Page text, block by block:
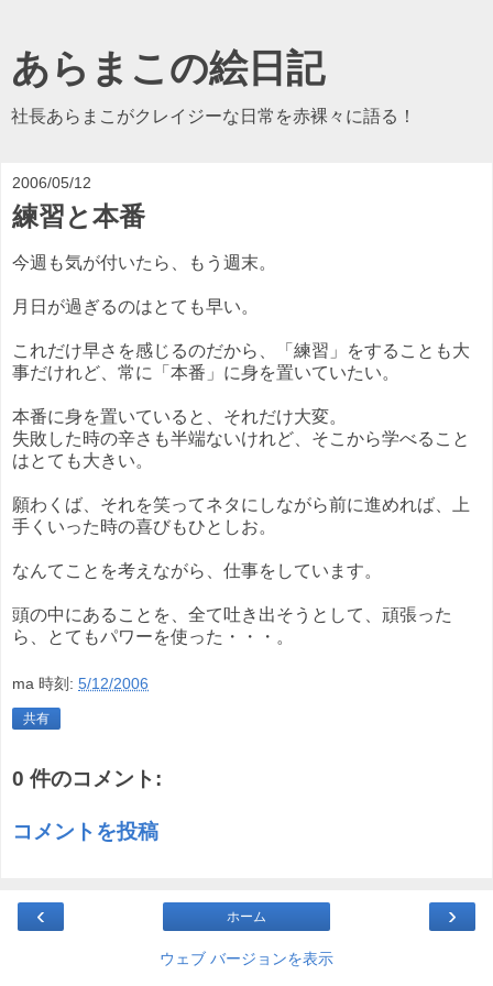
あらまこの絵日記
社長あらまこがクレイジーな日常を赤裸々に語る！
2006/05/12
練習と本番
今週も気が付いたら、もう週末。
月日が過ぎるのはとても早い。
これだけ早さを感じるのだから、「練習」をすることも大
事だけれど、常に「本番」に身を置いていたい。
本番に身を置いていると、それだけ大変。
失敗した時の辛さも半端ないけれど、そこから学べること
はとても大きい。
願わくば、それを笑ってネタにしながら前に進めれば、上
手くいった時の喜びもひとしお。
なんてことを考えながら、仕事をしています。
頭の中にあることを、全て吐き出そうとして、頑張った
ら、とてもパワーを使った・・・。
ma 時刻: 5/12/2006
共有
0 件のコメント:
コメントを投稿
‹ ›
ホーム
ウェブ バージョンを表示